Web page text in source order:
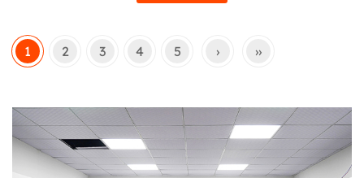
1 2 3 4 5 › ››